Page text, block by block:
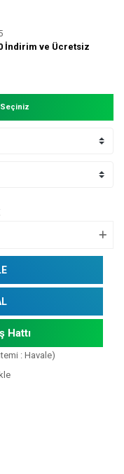
İndirim ve Ücretsiz
Hattı
: Havale)